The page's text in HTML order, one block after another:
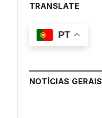
TRANSLATE
PT
NOTÍCIAS GERAIS